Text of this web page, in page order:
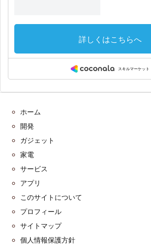
ホーム
開発
ガジェット
家電
サービス
アプリ
このサイトについて
プロフィール
サイトマップ
個人情報保護方針